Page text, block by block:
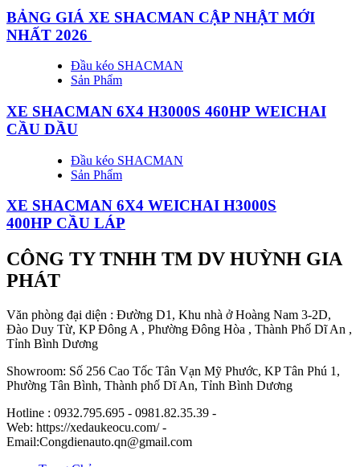
BẢNG GIÁ XE SHACMAN CẬP NHẬT MỚI
NHẤT 2026
Đầu kéo SHACMAN
Sản Phẩm
XE SHACMAN 6X4 H3000S 460HP WEICHAI
CẦU DẦU
Đầu kéo SHACMAN
Sản Phẩm
XE SHACMAN 6X4 WEICHAI H3000S
400HP CẦU LÁP
CÔNG TY TNHH TM DV HUỲNH GIA
PHÁT
Văn phòng đại diện : Đường D1, Khu nhà ở Hoàng Nam 3-2D,
Đào Duy Từ, KP Đông A , Phường Đông Hòa , Thành Phố Dĩ An ,
Tỉnh Bình Dương
Showroom: Số 256 Cao Tốc Tân Vạn Mỹ Phước, KP Tân Phú 1,
Phường Tân Bình, Thành phố Dĩ An, Tỉnh Bình Dương
Hotline : 0932.795.695 - 0981.82.35.39 -
Web: https://xedaukeocu.com/ -
Email:Congdienauto.qn@gmail.com